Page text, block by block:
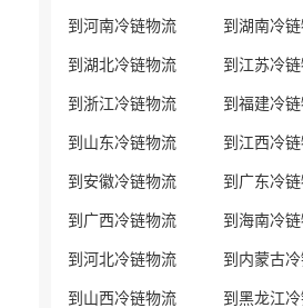
到河南冷链物流 到湖南冷
到湖北冷链物流 到江苏冷
到浙江冷链物流 到福建冷
到山东冷链物流 到江西冷
到安徽冷链物流 到广东冷
到广西冷链物流 到海南冷
到河北冷链物流 到内蒙古
到山西冷链物流 到黑龙江